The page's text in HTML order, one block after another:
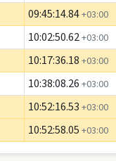
09:45:14.84+03:00
10:02:50.62+03:00
10:17:36.18 +03:00
10:38:08.26 +03:00
10:52:16.53 +03:00
10:52:58.05 +03:00